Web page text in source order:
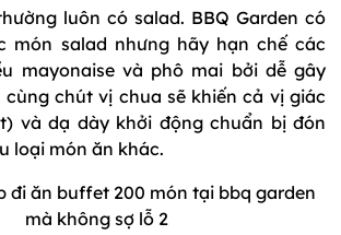
luôn có salad. BBQ Garden có
món salad nhưng hãy hạn chế các
mayonaise và phô mai bởi dễ gây
cùng chút vị chua sẽ khiến cả vị giác
và dạ dày khởi động chuẩn bị đón
loại món ăn khác.